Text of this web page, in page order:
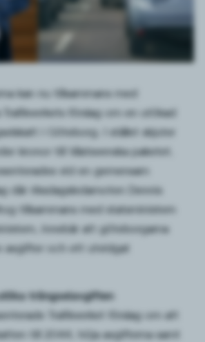
kan nu tillsammans med
förslag om en utökad
i Göteborg. I stället skjuter
kronor till Västsvenska paketet.
vid en gemensam
där riksdagsledamoten Dennis
tillsammans med statsministern
innebär att göteborgarna
avgifter och ett utvidgat
trängselavgiften
Trafikverket förslag om att
till 2044, höja avgifterna samt